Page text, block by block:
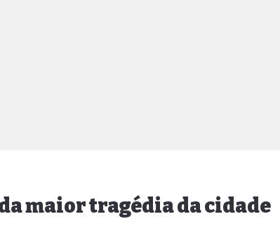
maior tragédia da cidade